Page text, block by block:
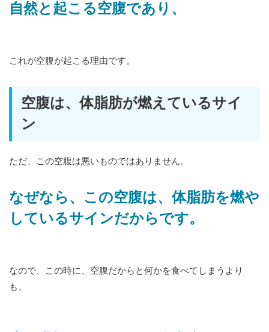
自然と起こる空腹であり、
これが空腹が起こる理由です。
空腹は、体脂肪が燃えているサイ
ン
ただ、この空腹は悪いものではありません。
なぜなら、この空腹は、体脂肪を燃や
しているサインだからです。
なので、この時に、空腹だからと何かを食べてしまうより
も、